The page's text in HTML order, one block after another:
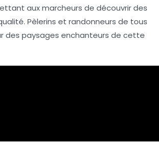
aux marcheurs de découvrir des
Pèlerins et randonneurs de tous
des paysages enchanteurs de cette